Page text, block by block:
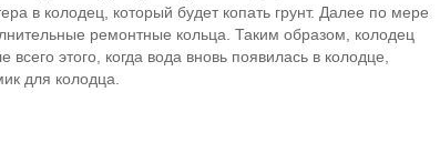
в колодец, который будет копать грунт. Далее по мере
ремонтные кольца. Таким образом, колодец
этого, когда вода вновь появилась в колодце,
для колодца.